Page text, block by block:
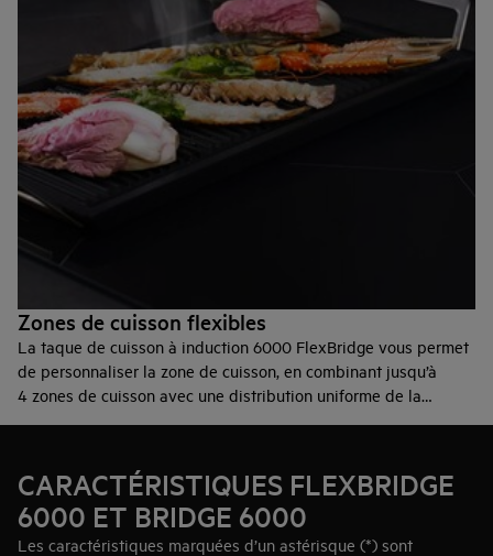
Zones de cuisson flexibles
La taque de cuisson à induction 6000 FlexBridge vous permet
de personnaliser la zone de cuisson, en combinant jusqu’à
4 zones de cuisson avec une distribution uniforme de la
CARACTÉRISTIQUES FLEXBRIDGE
6000 ET BRIDGE 6000
Les caractéristiques marquées d’un astérisque (*) sont